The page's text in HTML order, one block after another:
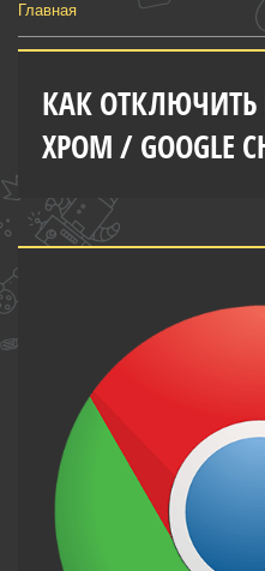
Главная
КАК ОТКЛЮЧИТЬ
ХРОМ / GOOGLE